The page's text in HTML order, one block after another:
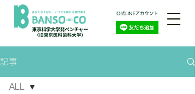
記事
ALL